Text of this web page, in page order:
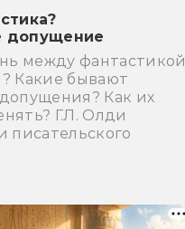
допущение
между фантастикой
Какие бывают
Как их
Г.Л. Олди
писательского